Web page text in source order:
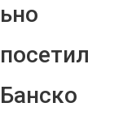
ьно
посетил
Банско